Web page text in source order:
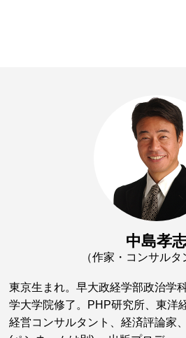
中島孝
（作家・コンサルタ
東京生まれ。早大政経学部政治学
学大学院修了。PHP研究所、東洋
経営コンサルタント、経済評論家